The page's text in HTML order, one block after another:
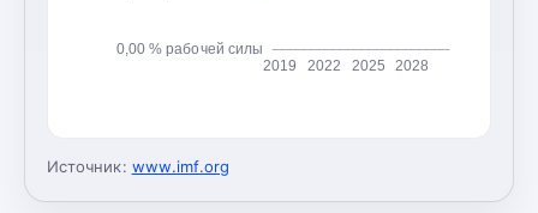
0,00 % рабочей силы
2019 2022 2025 2028
Источник: www.imf.org